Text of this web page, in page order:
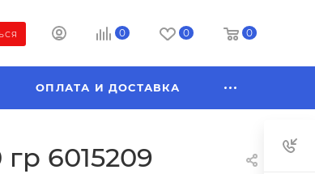
0 0 0
ОПЛАТА И ДОСТАВКА
6015209